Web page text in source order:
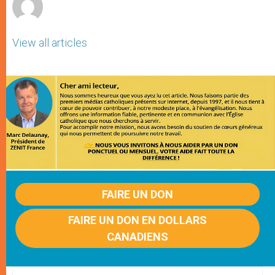
View all articles
FAIRE UN DON
FAIRE UN DON EN DOLLARS
CANADIENS